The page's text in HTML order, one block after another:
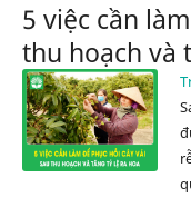
5 việc cần
thu hoạch và